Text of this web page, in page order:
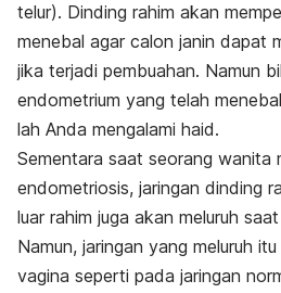
telur). Dinding rahim akan
menebal agar calon janin dapat
jika terjadi pembuahan. Namun
endometrium yang telah
lah Anda mengalami haid.
Sementara saat seorang wanita
endometriosis, jaringan dinding
luar rahim juga akan meluruh
Namun, jaringan yang meluruh
vagina seperti pada jaringan